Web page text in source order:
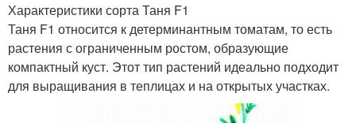
Характеристики сорта Таня F1
Таня F1 относится к детерминантным томатам, то есть
растения с ограниченным ростом, образующие
компактный куст. Этот тип растений идеально подходит
для выращивания в теплицах и на открытых участках.